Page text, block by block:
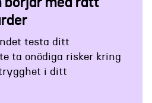
börjar med rätt
testa ditt
ta onödiga risker kring
i ditt